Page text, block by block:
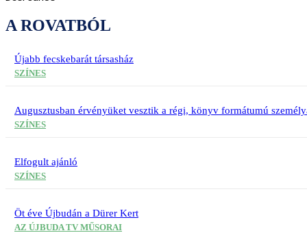
A ROVATBÓL
Újabb fecskebarát társasház
SZÍNES
Augusztusban érvényüket vesztik a régi, könyv formátumú
SZÍNES
Elfogult ajánló
SZÍNES
Öt éve Újbudán a Dürer Kert
AZ ÚJBUDA TV MŰSORAI